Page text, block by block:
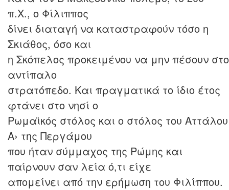
π.Χ., ο Φίλιππος
δίνει διαταγή να καταστραφούν τόσο η
Σκιάθος, όσο και
η Σκόπελος προκειμένου να μην πέσουν στο
αντίπαλο
στρατόπεδο. Και πραγματικά το ίδιο έτος
φτάνει στο νησί ο
Ρωμαϊκός στόλος και ο στόλος του Αττάλου
Α› της Περγάμου
που ήταν σύμμαχος της Ρώμης και
παίρνουν σαν λεία ό,τι είχε
απομείνει από την ερήμωση του Φιλίππου.